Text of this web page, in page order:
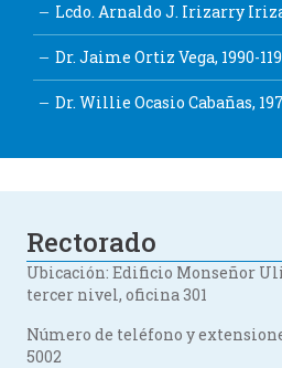
Lcdo. Arnaldo J. Irizarry
Dr. Jaime Ortiz Vega, 1990-
Dr. Willie Ocasio Cabañas,
Rectorado
Ubicación: Edificio Monseñor
tercer nivel, oficina 301
Número de teléfono y
5002